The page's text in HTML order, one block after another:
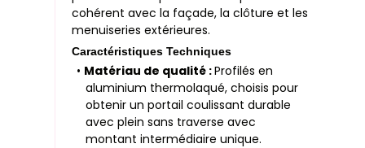
cohérent avec la façade, la clôture et les
menuiseries extérieures.
Caractéristiques Techniques
• Matériau de qualité :Profilés en
aluminium thermolaqué, choisis pour
obtenir un portail coulissant durable
avec plein sans traverse avec
montant intermédiaire unique.